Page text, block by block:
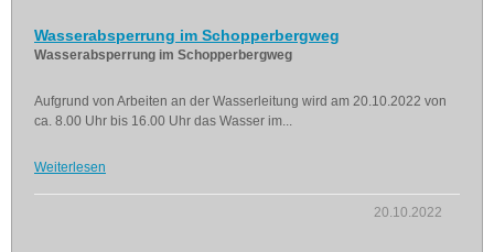
Wasserabsperrung im Schopperbergweg
Wasserabsperrung im Schopperbergweg
Aufgrund von Arbeiten an der Wasserleitung wird am 20.10.2022 von
ca. 8.00 Uhr bis 16.00 Uhr das Wasser im...
Weiterlesen
20.10.2022